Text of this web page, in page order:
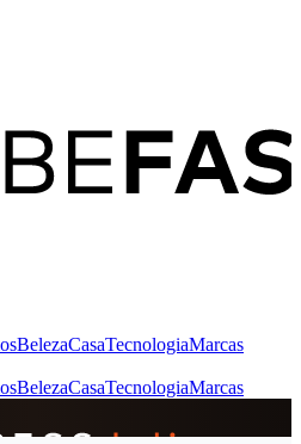
BelezaCasaTecnologiaMarcas
BelezaCasaTecnologiaMarcas